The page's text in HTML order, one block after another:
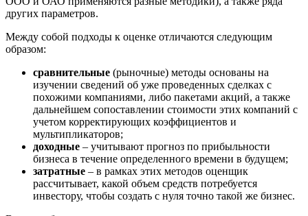
других параметров.
Между собой подходы к оценке отличаются следующим
образом:
сравнительные (рыночные) методы основаны на
изучении сведений об уже проведенных сделках с
похожими компаниями, либо пакетами акций, а также
дальнейшем сопоставлении стоимости этих компаний с
учетом корректирующих коэффициентов и
мультипликаторов;
доходные – учитывают прогноз по прибыльности
бизнеса в течение определенного времени в будущем;
затратные – в рамках этих методов оценщик
рассчитывает, какой объем средств потребуется
инвестору, чтобы создать с нуля точно такой же бизнес.
Гусев
Дедовск
Дербент
Джанкой
Дзержинск
Дзержинский
Димитровград
Дмитров
Долгопрудный
Домодедово